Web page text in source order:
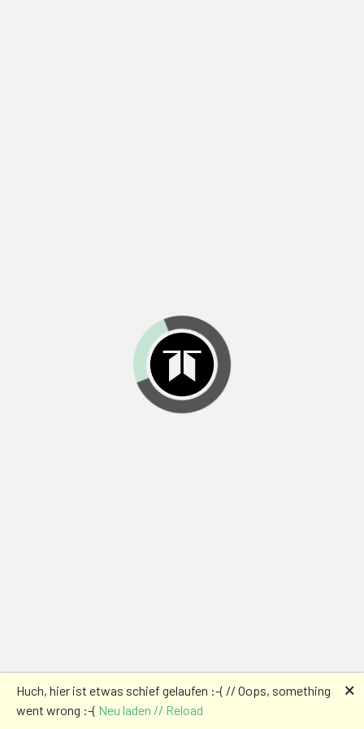
Huch, hier ist etwas schief gelaufen :-( // Oops, something
went wrong :-( Neu laden // Reload
🗙